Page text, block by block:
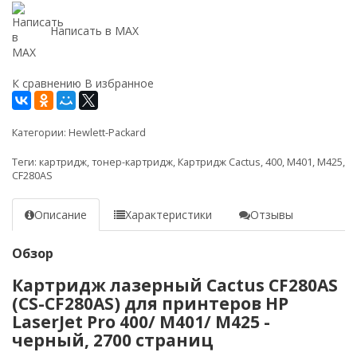
Написать в MAX
К сравнению В избранное
Категории: Hewlett-Packard
Теги: картридж,тонер-картридж, Картридж Cactus,400, M401, M425,
CF280AS
Описание Характеристики Отзывы
Обзор
Картридж лазерный Cactus CF280AS
(CS-CF280AS) для принтеров HP
LaserJet Pro 400/ M401/ M425 -
черный, 2700 страниц